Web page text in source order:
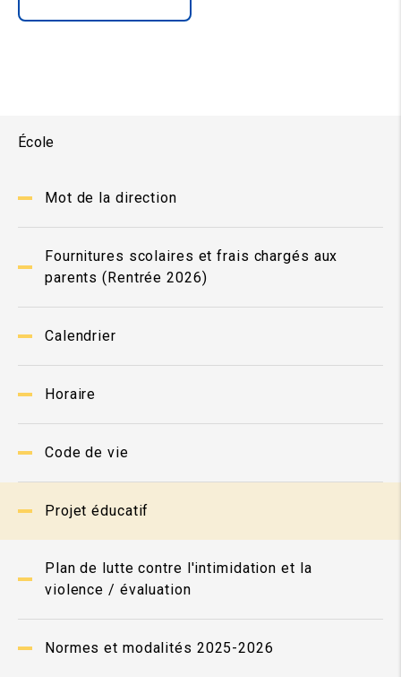
École
Mot de la direction
Fournitures scolaires et frais chargés aux
parents (Rentrée 2026)
Calendrier
Horaire
Code de vie
Projet éducatif
Plan de lutte contre l'intimidation et la
violence / évaluation
Normes et modalités 2025-2026